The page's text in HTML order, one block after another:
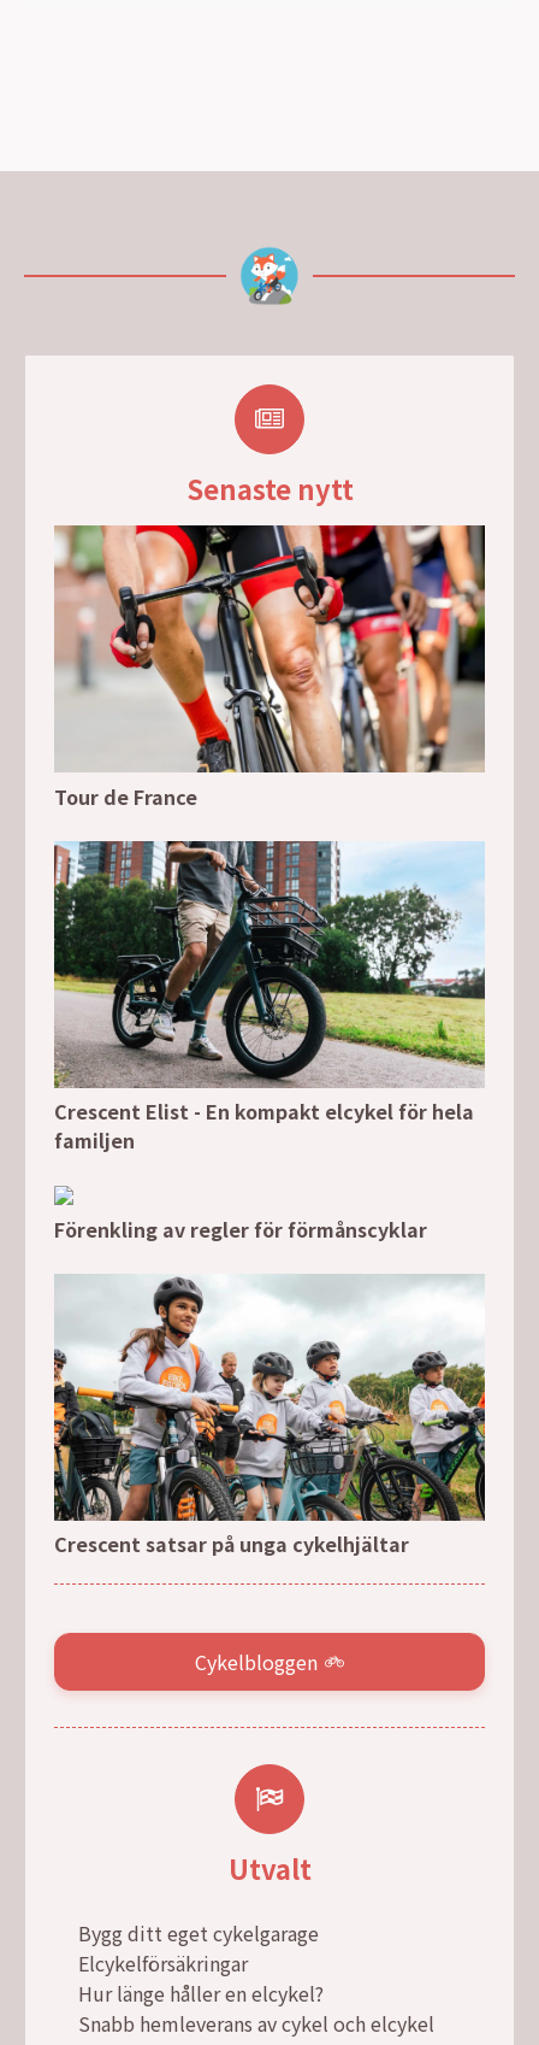
Senaste nytt
Tour de France
Crescent Elist - En kompakt elcykel för hela
familjen
Förenkling av regler för förmånscyklar
Crescent satsar på unga cykelhjältar
Cykelbloggen
Utvalt
Bygg ditt eget cykelgarage
Elcykelförsäkringar
Hur länge håller en elcykel?
Snabb hemleverans av cykel och elcykel